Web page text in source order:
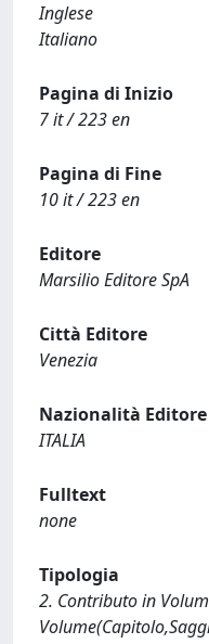
Inglese
Italiano
Pagina di Inizio
7 it / 223 en
Pagina di Fine
10 it / 223 en
Editore
Marsilio Editore SpA
Città Editore
Venezia
Nazionalità Editore
ITALIA
Fulltext
none
Tipologia
2. Contributo in